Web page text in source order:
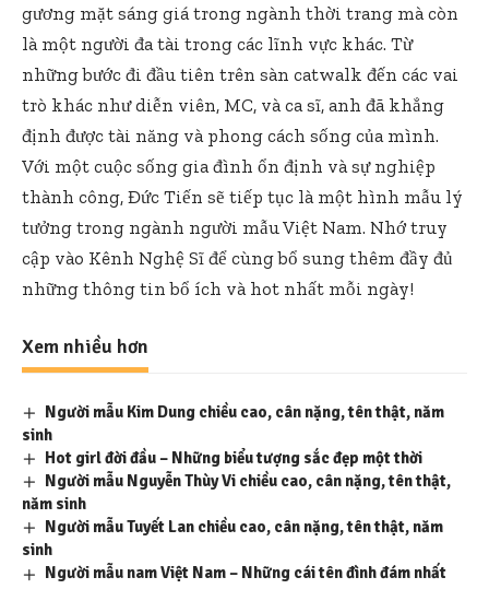
gương mặt sáng giá trong ngành thời trang mà còn
là một người đa tài trong các lĩnh vực khác. Từ
những bước đi đầu tiên trên sàn catwalk đến các vai
trò khác như diễn viên, MC, và ca sĩ, anh đã khẳng
định được tài năng và phong cách sống của mình.
Với một cuộc sống gia đình ổn định và sự nghiệp
thành công, Đức Tiến sẽ tiếp tục là một hình mẫu lý
tưởng trong ngành người mẫu Việt Nam. Nhớ truy
cập vào Kênh Nghệ Sĩ để cùng bổ sung thêm đầy đủ
những thông tin bổ ích và hot nhất mỗi ngày!
Xem nhiều hơn
Người mẫu Kim Dung chiều cao, cân nặng, tên thật, năm
sinh
Hot girl đời đầu – Những biểu tượng sắc đẹp một thời
Người mẫu Nguyễn Thùy Vi chiều cao, cân nặng, tên thật,
năm sinh
Người mẫu Tuyết Lan chiều cao, cân nặng, tên thật, năm
sinh
Người mẫu nam Việt Nam – Những cái tên đình đám nhất